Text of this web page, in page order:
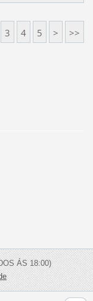
3 4 5 > >>
ÁS 18:00)